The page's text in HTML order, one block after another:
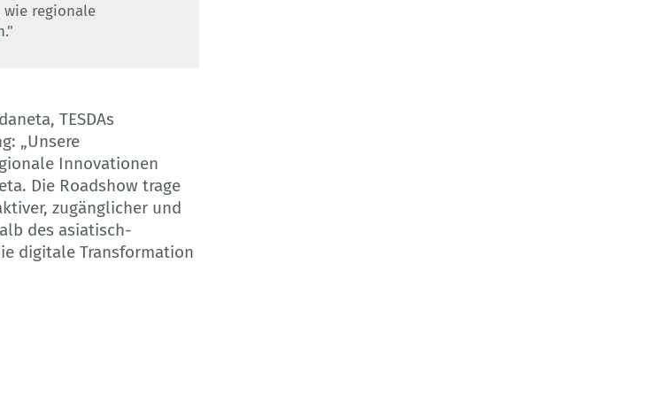
regionale
TESDAs
„Unsere
Innovationen
Die Roadshow trage
zugänglicher und
des asiatisch-
digitale Transformation